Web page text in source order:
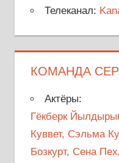
Телеканал:
КОМАНДА
Актёры:
Гёкберк
Куввет, Сэльма
Бозкурт, Сена